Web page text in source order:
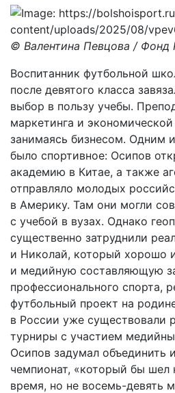
© Валентина Певцова / Фонд
Воспитанник футбольной
после девятого класса
выбор в пользу учебы.
маркетинга и
занимаясь бизнесом. Одним
было спортивное: Осипов
академию в Китае, а также
отправляло молодых
в Америку. Там они могли
с учебой в вузах. Однако
существенно затруднили
и Николай, который хорошо
и медийную составляющую
профессионального спорта,
футбольный проект на
в России уже существовали
турниры с участием
Осипов задумал объединить
чемпионат, «который бы шел
время, но не восемь-­девять